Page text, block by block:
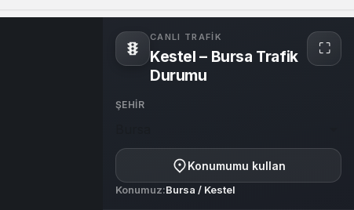
CANLI TRAFIK
Kestel – Bursa Trafik
Durumu
⛶
Tam
ŞEHIR
Konumumu kullan
Konumuz:Bursa / Kestel